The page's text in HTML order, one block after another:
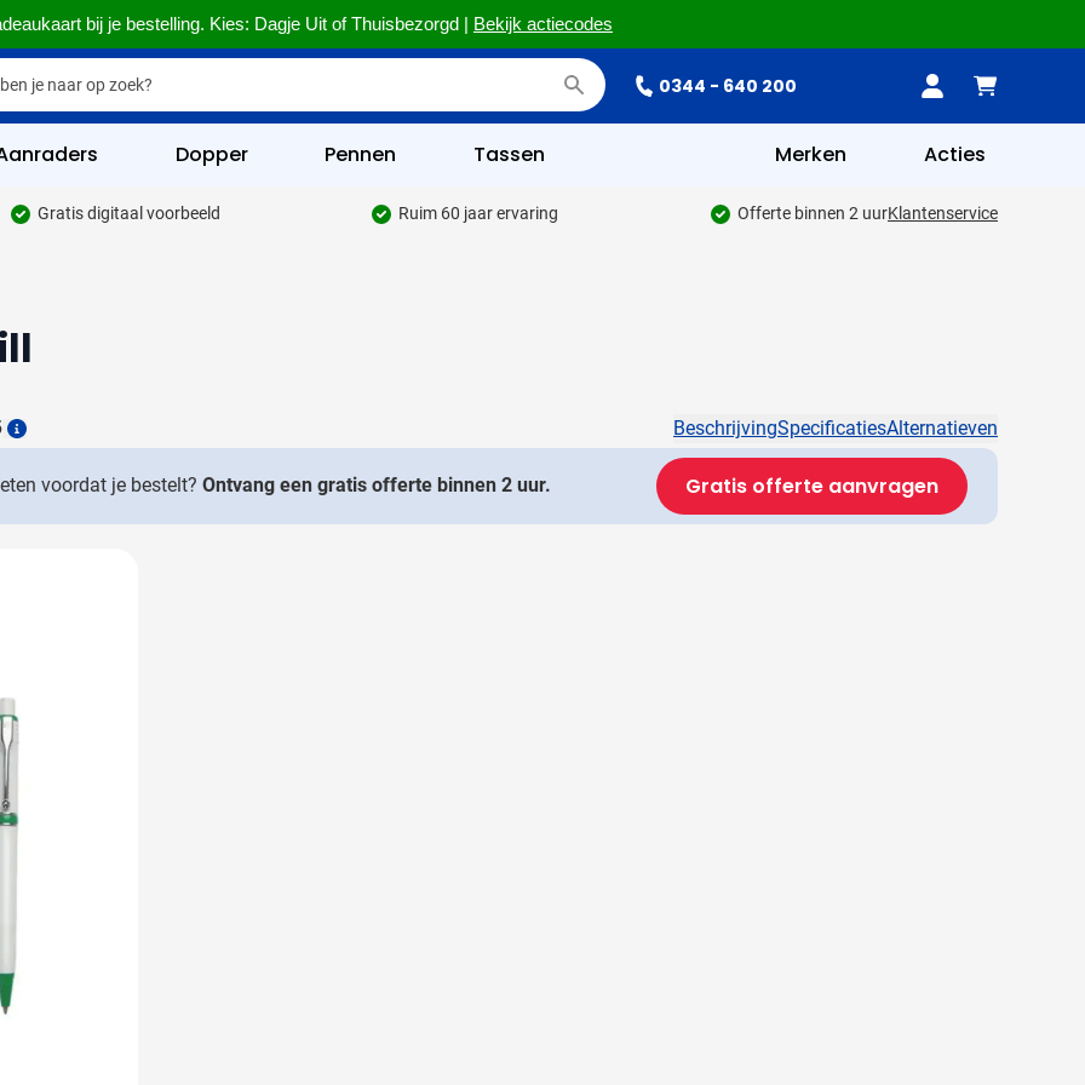
bij je bestelling. Kies: Dagje Uit of Thuisbezorgd | Bekijk actiecodes
0344 - 640 200
categorie
categorie
categorie
& Veiligheid categorie
categorie
categorie
categorie
Dopper Pennen Tassen Merken Acties
Gratis digitaal voorbeeld Ruim 60 jaar ervaring Offerte binnen 2 uurKlantenservice
Details
BeschrijvingSpecificatiesAlternatieven
voordat je bestelt? Ontvang een gratis offerte binnen 2 uur. Gratis offerte aanvragen